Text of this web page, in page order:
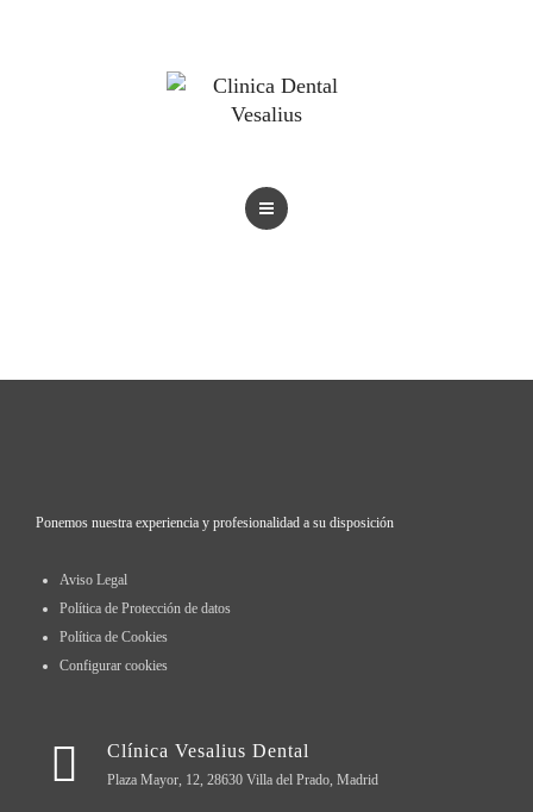
Ponemos nuestra experiencia y profesionalidad a su disposición
Aviso Legal
Política de Protección de datos
Política de Cookies
Configurar cookies
Clínica Vesalius Dental
Plaza Mayor, 12, 28630 Villa del Prado, Madrid